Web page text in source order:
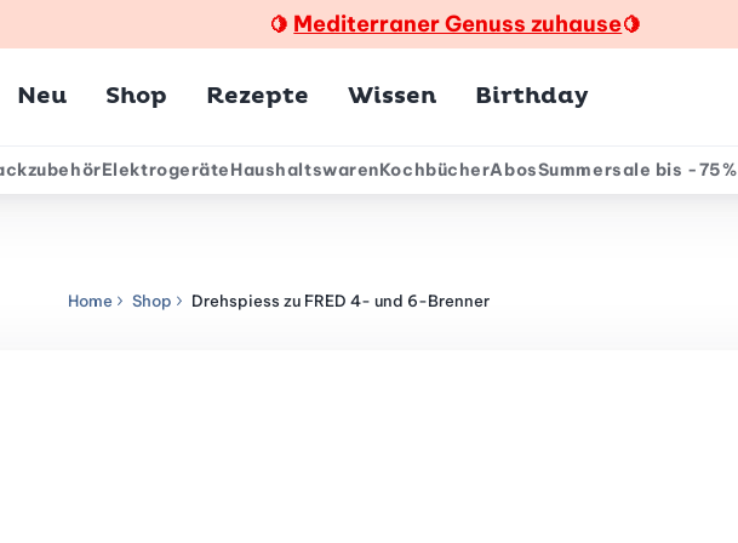
🍋 Mediterraner Genuss zuhause🍋
Neu Shop Rezepte Wissen Birthday
ElektrogeräteHaushaltswarenKochbücherAbosSummersale bis -75%
Home Shop Drehspiess zu FRED 4- und 6-Brenner